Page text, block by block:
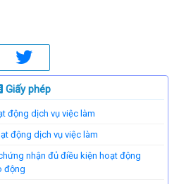
Giấy phép
động dịch vụ việc làm
động dịch vụ việc làm
nhận đủ điều kiện hoạt động
động